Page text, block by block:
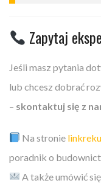
Zapytaj
Jeśli masz pytania
lub chcesz dobrać
– skontaktuj się z
Na stronie
poradnik o
A także umówić